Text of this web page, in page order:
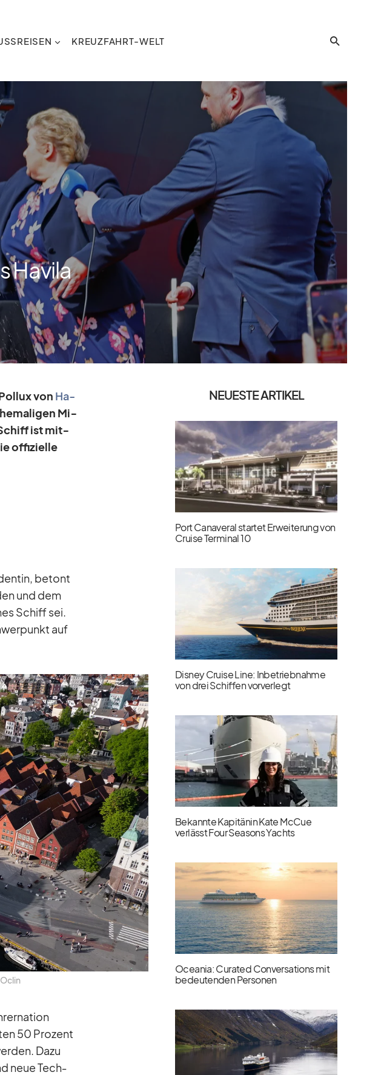
KREUZFAHRT-WELT
Havila
von Ha­
Mi­
ist mit­
of­fi­zi­elle
be­tont
und dem
Schiff sei.
auf
50 Pro­zent
Dazu
neue Tech­
NEUESTE ARTIKEL
Port Canaveral startet Erweiterung von
Cruise Terminal 10
Disney Cruise Line: Inbetriebnahme
von drei Schiffen vorverlegt
Bekannte Kapitänin Kate McCue
verlässt Four Seasons Yachts
Oceania: Curated Conversations mit
bedeutenden Personen